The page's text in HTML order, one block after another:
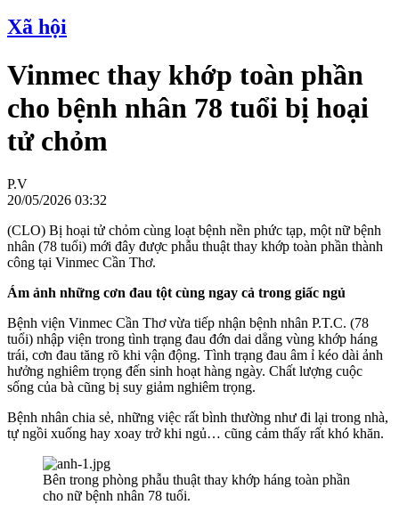
Xã hội
Vinmec thay khớp toàn phần
cho bệnh nhân 78 tuổi bị hoại
tử chỏm
P.V
20/05/2026 03:32
(CLO) Bị hoại tử chỏm cùng loạt bệnh nền phức tạp, một nữ bệnh
nhân (78 tuổi) mới đây được phẫu thuật thay khớp toàn phần thành
công tại Vinmec Cần Thơ.
Ám ảnh những cơn đau tột cùng ngay cả trong giấc ngủ
Bệnh viện Vinmec Cần Thơ vừa tiếp nhận bệnh nhân P.T.C. (78
tuổi) nhập viện trong tình trạng đau đớn dai dẳng vùng khớp háng
trái, cơn đau tăng rõ khi vận động. Tình trạng đau âm ỉ kéo dài ảnh
hưởng nghiêm trọng đến sinh hoạt hàng ngày. Chất lượng cuộc
sống của bà cũng bị suy giảm nghiêm trọng.
Bệnh nhân chia sẻ, những việc rất bình thường như đi lại trong nhà,
tự ngồi xuống hay xoay trở khi ngủ… cũng cảm thấy rất khó khăn.
Bên trong phòng phẫu thuật thay khớp háng toàn phần
cho nữ bệnh nhân 78 tuổi.